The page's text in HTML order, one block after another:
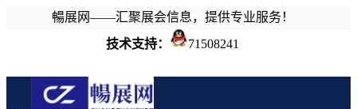
暢展网——汇聚展会信息，提供专业服务！
技术支持：
71508241